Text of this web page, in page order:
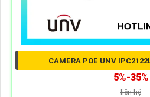
CAMERA POE UNV
5%-35%
liên hệ